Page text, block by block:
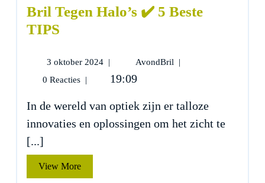
Bril Tegen Halo’s ✔️ 5 Beste
TIPS
3 oktober 2024 3
2024
| AvondBril
Bril
5
Beste
|
0 Reacties | 19:09
In de wereld van optiek zijn er talloze
innovaties en oplossingen om het zicht te
[...]
View MoreView
More